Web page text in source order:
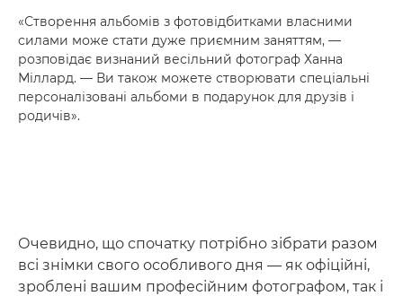
«Створення альбомів з фотовідбитками власними
силами може стати дуже приємним заняттям, —
розповідає визнаний весільний фотограф Ханна
Міллард. — Ви також можете створювати спеціальні
персоналізовані альбоми в подарунок для друзів і
родичів».
Очевидно, що спочатку потрібно зібрати разом
всі знімки свого особливого дня — як офіційні,
зроблені вашим професійним фотографом, так і